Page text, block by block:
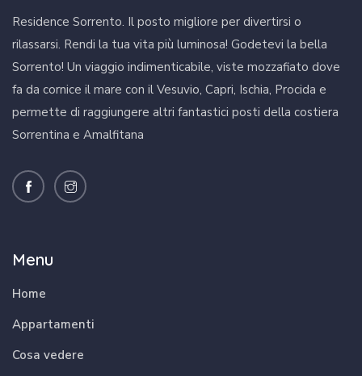
Residence Sorrento. Il posto migliore per divertirsi o
rilassarsi. Rendi la tua vita più luminosa! Godetevi la bella
Sorrento! Un viaggio indimenticabile, viste mozzafiato dove
fa da cornice il mare con il Vesuvio, Capri, Ischia, Procida e
permette di raggiungere altri fantastici posti della costiera
Sorrentina e Amalfitana
Menu
Home
Appartamenti
Cosa vedere